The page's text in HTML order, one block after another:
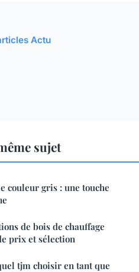
Actu
sujet
couleur gris : une touche
de bois de chauffage
prix et sélection
tjm choisir en tant que